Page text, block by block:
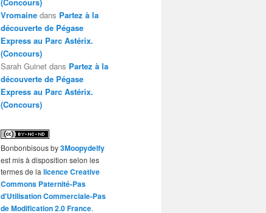
Vromaine dans Partez à la
découverte de Pégase
Express au Parc Astérix.
(Concours)
Sarah Guinet dans Partez à la
découverte de Pégase
Express au Parc Astérix.
(Concours)
Bonbonbisousby3Moopydelfy
est mis à disposition selon les
termes de la licence Creative
Commons Paternité-Pas
d'Utilisation Commerciale-Pas
de Modification 2.0 France.